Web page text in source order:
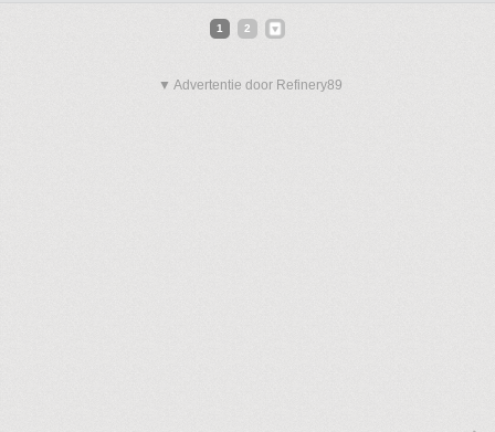
1 2
▼ Advertentie door Refinery89